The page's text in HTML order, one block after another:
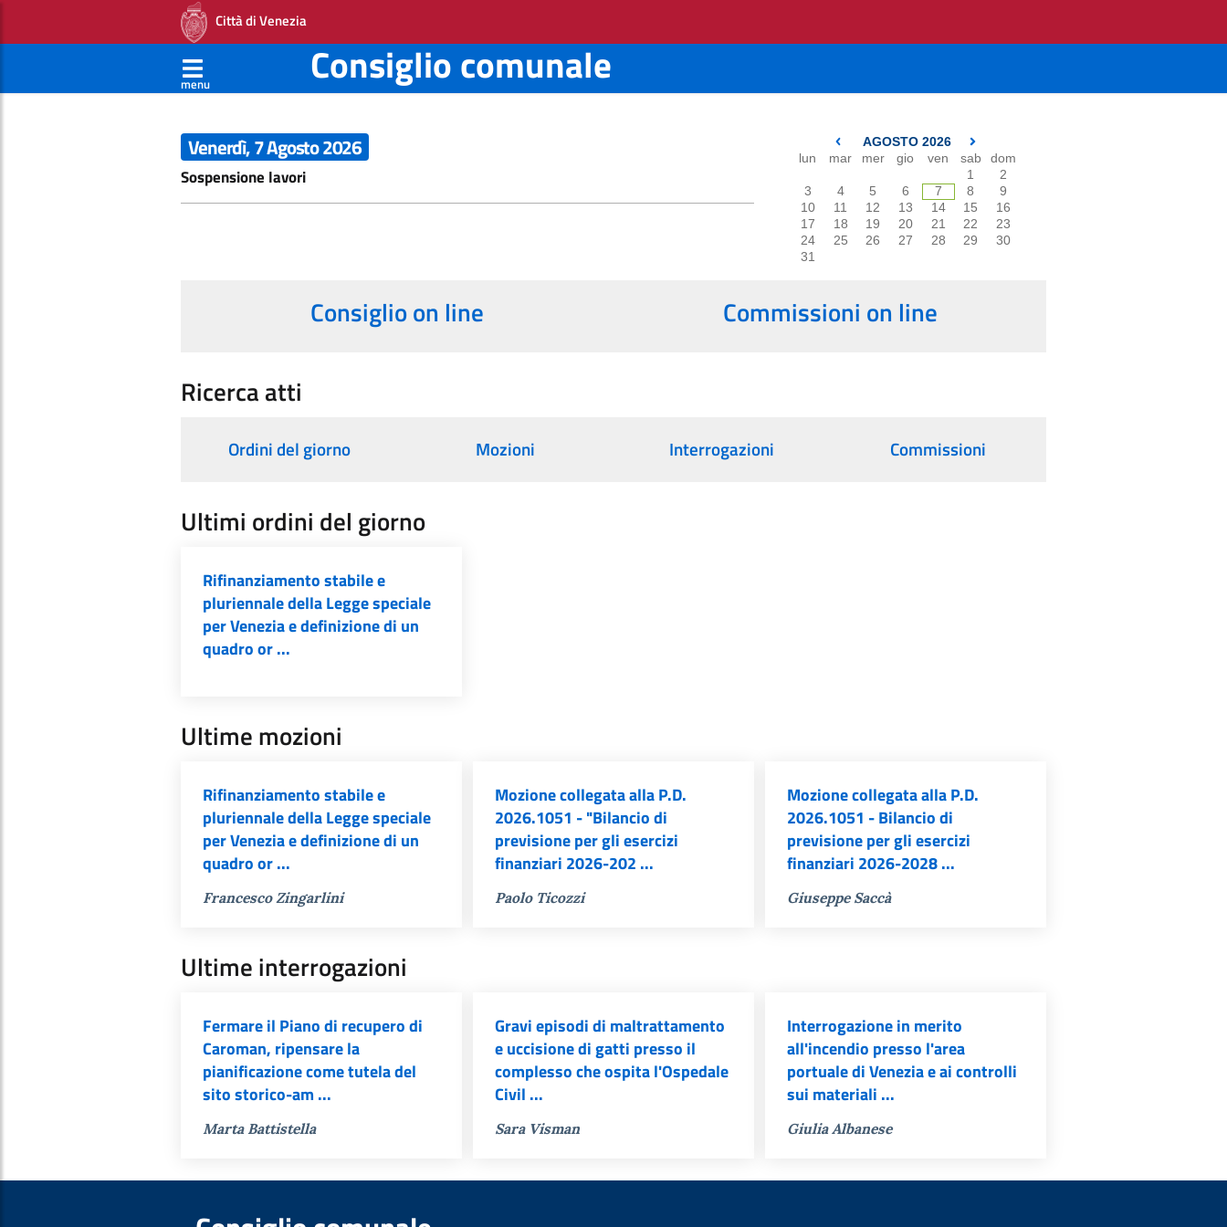
Città di Venezia
menu Consiglio comunale
Venerdì, 7 Agosto 2026
Sospensione lavori
AGOSTO 2026
lun
mar mer gio ven sab
dom
1
2
3
4 5 6 7 8
9
10
11 12 13 14 15
16
17
18 19 20 21 22
23
24
25 26 27 28 29
30
31
Consiglio on line Commissioni on line
Ricerca atti
Ordini del giorno Mozioni Interrogazioni Commissioni
Ultimi ordini del giorno
Rifinanziamento stabile e
pluriennale della Legge speciale
per Venezia e definizione di un
quadro or ...
Ultime mozioni
Rifinanziamento stabile e
pluriennale della Legge speciale
per Venezia e definizione di un
quadro or ...
Francesco Zingarlini
Mozione collegata alla P.D.
2026.1051 - "Bilancio di
previsione per gli esercizi
finanziari 2026-202 ...
Paolo Ticozzi
Mozione collegata alla P.D.
2026.1051 - Bilancio di
previsione per gli esercizi
finanziari 2026-2028 ...
Giuseppe Saccà
Ultime interrogazioni
Fermare il Piano di recupero di
Caroman, ripensare la
pianificazione come tutela del
sito storico-am ...
Marta Battistella
Gravi episodi di maltrattamento
e uccisione di gatti presso il
complesso che ospita l'Ospedale
Civil ...
Sara Visman
Interrogazione in merito
all'incendio presso l'area
portuale di Venezia e ai controlli
sui materiali ...
Giulia Albanese